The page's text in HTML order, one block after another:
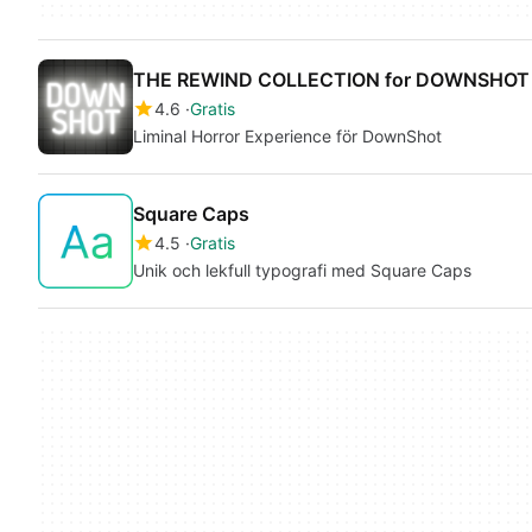
THE REWIND COLLECTION for DOWNSHOT
4.6 Gratis
Liminal Horror Experience för DownShot
Square Caps
4.5 Gratis
Unik och lekfull typografi med Square Caps